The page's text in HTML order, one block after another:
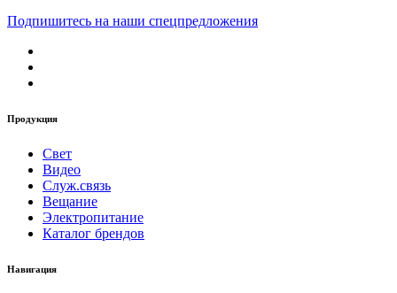
Подпишитесь на наши спецпредложения
Продукция
Свет
Видео
Служ.связь
Вещание
Электропитание
Каталог брендов
Навигация